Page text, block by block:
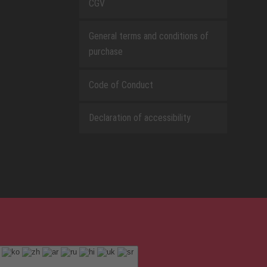
CGV
General terms and conditions of
purchase
Code of Conduct
Declaration of accessibility